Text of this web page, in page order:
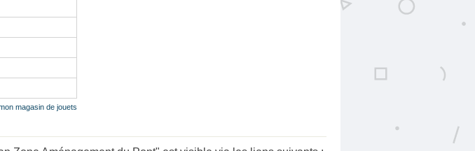
magasin de jouets